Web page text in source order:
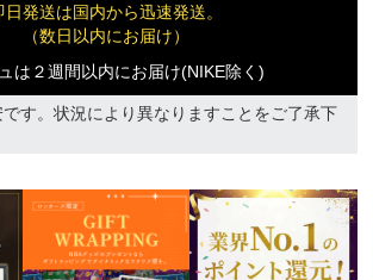
日発送は国内から迅速発送。
（数日以内にお届け）
は２週間以内にお届け(NIKE除く)
す。状況により異なりますことをご了承下